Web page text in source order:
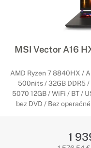
MSI Vector A16
AMD Ryzen 7 8840HX /
500nits / 32GB DDR5 /
5070 12GB / WiFi / BT /
bez DVD / Bez
1